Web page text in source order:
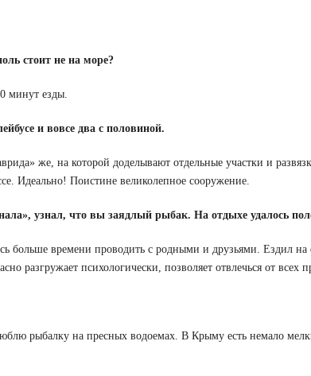
стоит не на море?
минут езды.
и вовсе два с половиной.
же, на которой доделывают отдельные участки и
Идеально! Поистине великолепное сооружение.
узнал, что вы заядлый рыбак. На отдыхе удалось
больше времени проводить с родными и друзьями. Ездил на
разгружает психологически, позволяет отвлечься от всех
рыбалку на пресных водоемах. В Крыму есть немало